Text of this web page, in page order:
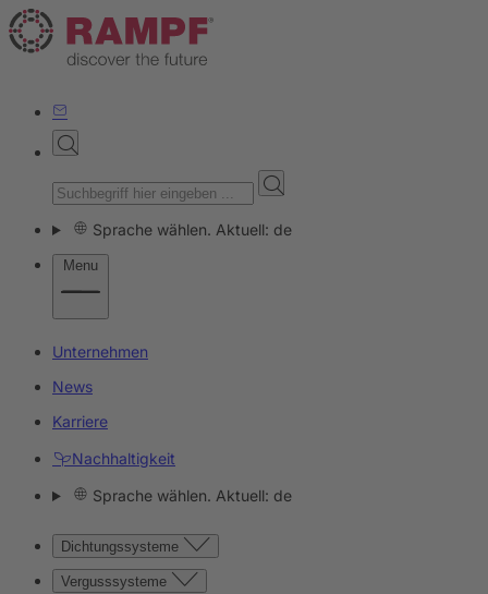
Sprache wählen. Aktuell: de
Menu
Unternehmen
News
Karriere
Nachhaltigkeit
Sprache wählen. Aktuell: de
Dichtungssysteme
Vergusssysteme